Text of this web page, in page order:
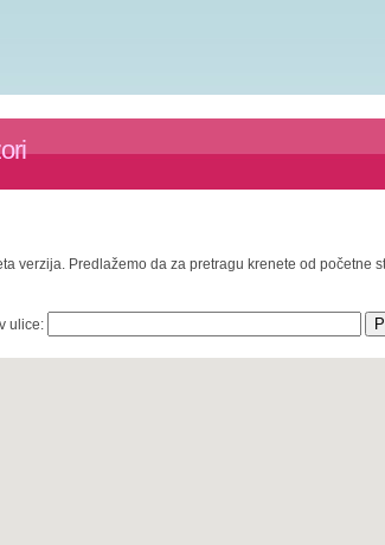
verzija. Predlažemo da za pretragu krenete od početne
ulice: